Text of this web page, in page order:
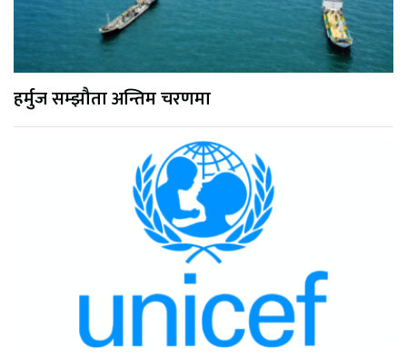
हर्मुज सम्झौता अन्तिम चरणमा